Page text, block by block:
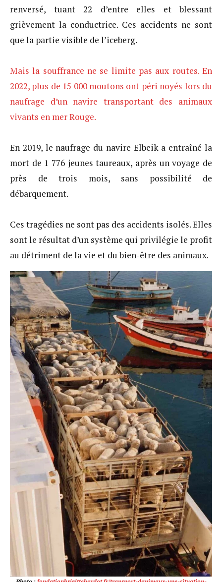
renversé, tuant 22 d’entre elles et blessant
grièvement la conductrice. Ces accidents ne sont
que la partie visible de l’iceberg.
Mais la souffrance ne se limite pas aux routes. En
2022, plus de 15 000 moutons ont péri noyés lors du
naufrage d’un navire transportant des animaux
vivants en mer Rouge.
En 2019, le naufrage du navire Elbeik a entraîné la
mort de 1 776 jeunes taureaux, après un voyage de
près de trois mois, sans possibilité de
débarquement.
Ces tragédies ne sont pas des accidents isolés. Elles
sont le résultat d’un système qui privilégie le profit
au détriment de la vie et du bien-être des animaux.